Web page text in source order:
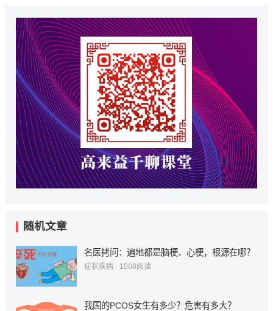
随机文章
名医拷问：遍地都是脑梗、心梗，根源在哪？
症状疾病· 1008阅读
我国的PCOS女生有多少？危害有多大？